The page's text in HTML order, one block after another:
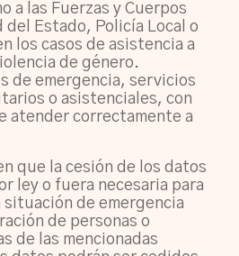
a las Fuerzas y Cuerpos
del Estado, Policía Local o
los casos de asistencia a
de género.
de emergencia, servicios
o asistenciales, con
atender correctamente a
que la cesión de los datos
ley o fuera necesaria para
situación de emergencia
de personas o
de las mencionadas